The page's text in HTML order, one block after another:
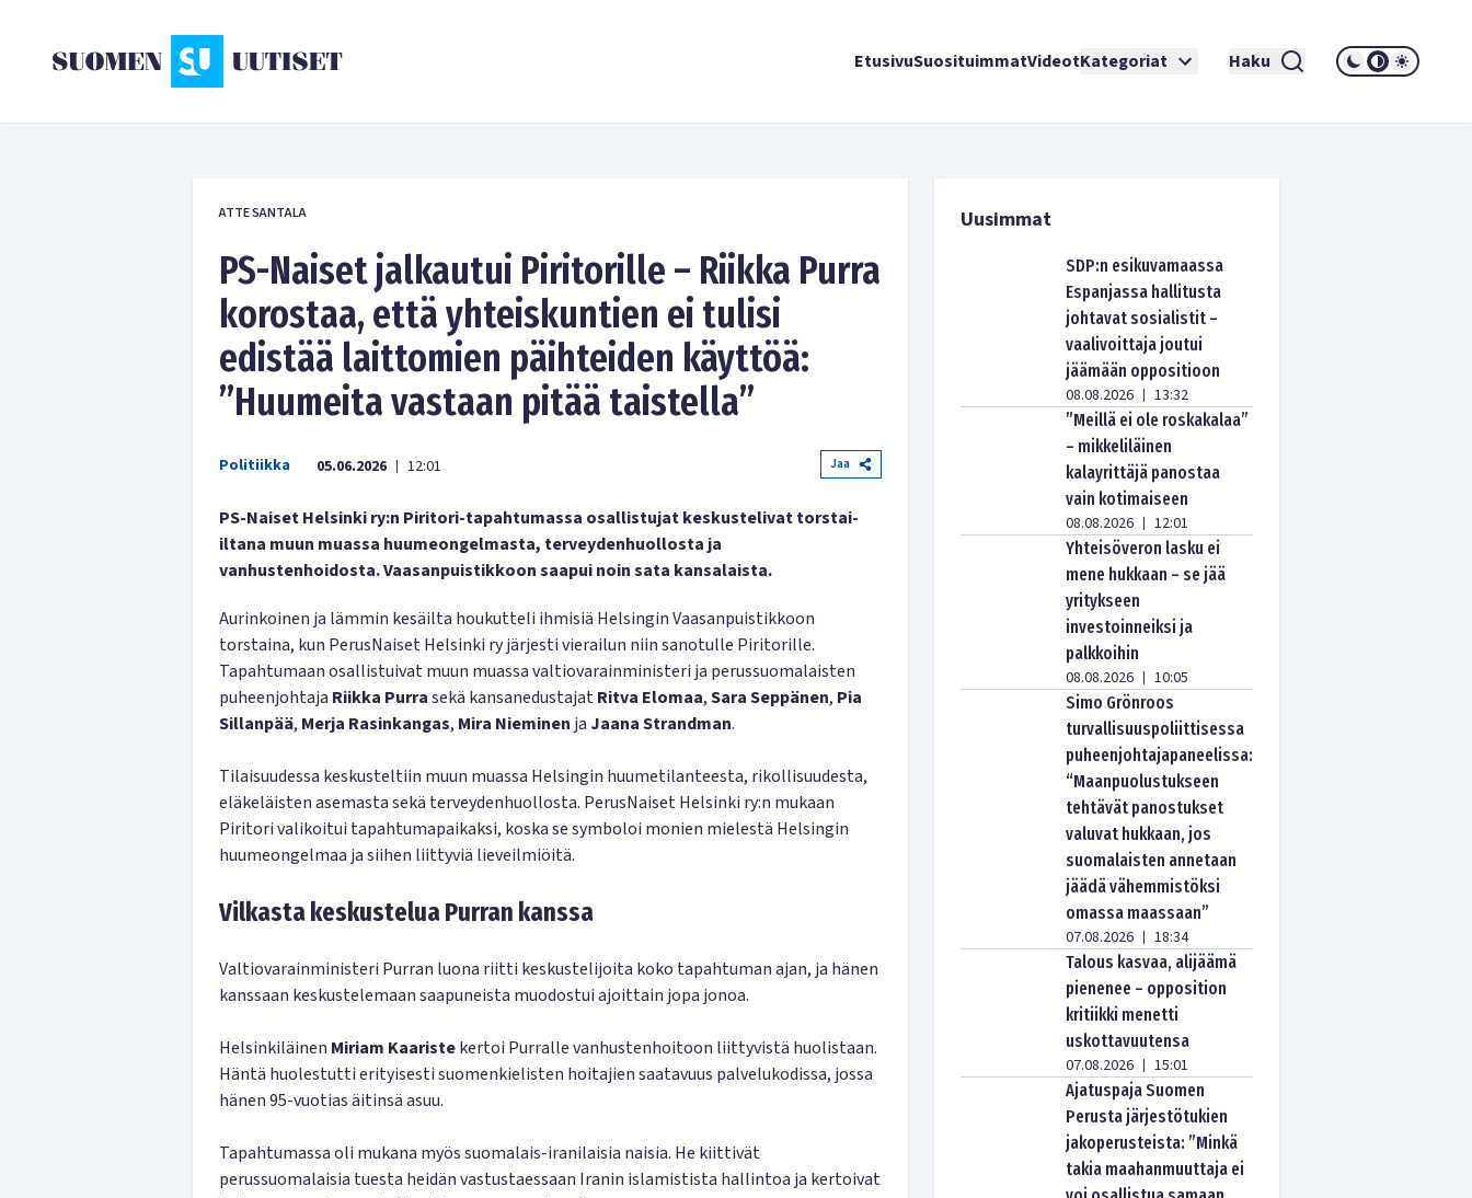
EtusivuSuosituimmatVideotKategoriat Haku
ATTE SANTALA
PS-Naiset jalkautui Piritorille – Riikka Purra
korostaa, että yhteiskuntien ei tulisi
edistää laittomien päihteiden käyttöä:
”Huumeita vastaan pitää taistella”
Politiikka 05.06.2026 | 12:01 Jaa
PS-Naiset Helsinki ry:n Piritori-tapahtumassa osallistujat keskustelivat torstai-
iltana muun muassa huumeongelmasta, terveydenhuollosta ja
vanhustenhoidosta. Vaasanpuistikkoon saapui noin sata kansalaista.
Aurinkoinen ja lämmin kesäilta houkutteli ihmisiä Helsingin Vaasanpuistikkoon
torstaina, kun PerusNaiset Helsinki ry järjesti vierailun niin sanotulle Piritorille.
Tapahtumaan osallistuivat muun muassa valtiovarainministeri ja perussuomalaisten
puheenjohtaja Riikka Purrasekä kansanedustajatRitva Elomaa,Sara Seppänen, Pia
Sillanpää, Merja Rasinkangas, Mira Nieminen ja Jaana Strandman.
Tilaisuudessa keskusteltiin muun muassa Helsingin huumetilanteesta, rikollisuudesta,
eläkeläisten asemasta sekä terveydenhuollosta. PerusNaiset Helsinki ry:n mukaan
Piritori valikoitui tapahtumapaikaksi, koska se symboloi monien mielestä Helsingin
huumeongelmaa ja siihen liittyviä lieveilmiöitä.
Vilkasta keskustelua Purran kanssa
Valtiovarainministeri Purran luona riitti keskustelijoita koko tapahtuman ajan, ja hänen
kanssaan keskustelemaan saapuneista muodostui ajoittain jopa jonoa.
Helsinkiläinen Miriam Kaaristekertoi Purralle vanhustenhoitoon liittyvistä huolistaan.
Häntä huolestutti erityisesti suomenkielisten hoitajien saatavuus palvelukodissa, jossa
hänen 95-vuotias äitinsä asuu.
Tapahtumassa oli mukana myös suomalais-iranilaisia naisia. He kiittivät
perussuomalaisia tuesta heidän vastustaessaan Iranin islamistista hallintoa ja kertoivat
Uusimmat
SDP:n esikuvamaassa
Espanjassa hallitusta
johtavat sosialistit –
vaalivoittaja joutui
jäämään oppositioon
08.08.2026 | 13:32
”Meillä ei ole roskakalaa”
– mikkeliläinen
kalayrittäjä panostaa
vain kotimaiseen
08.08.2026 | 12:01
Yhteisöveron lasku ei
mene hukkaan – se jää
yritykseen
investoinneiksi ja
palkkoihin
08.08.2026 | 10:05
Simo Grönroos
turvallisuuspoliittisessa
puheenjohtajapaneelissa:
“Maanpuolustukseen
tehtävät panostukset
valuvat hukkaan, jos
suomalaisten annetaan
jäädä vähemmistöksi
omassa maassaan”
07.08.2026 | 18:34
Talous kasvaa, alijäämä
pienenee – opposition
kritiikki menetti
uskottavuutensa
07.08.2026 | 15:01
Ajatuspaja Suomen
Perusta järjestötukien
jakoperusteista: ”Minkä
takia maahanmuuttaja ei